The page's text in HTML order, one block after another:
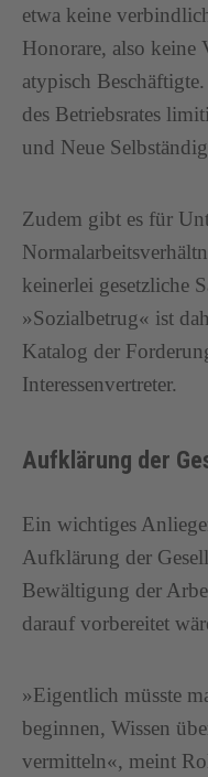
etwa keine
Honorare, also keine
atypisch
des Betriebsrates
und Neue
Zudem gibt es für
keinerlei gesetzliche
»Sozialbetrug« ist
Katalog der
Interessenvertreter.
Aufklärung der
Ein wichtiges
Aufklärung der
Bewältigung der
darauf vorbereitet
»Eigentlich müsste
beginnen, Wissen
vermitteln«, meint